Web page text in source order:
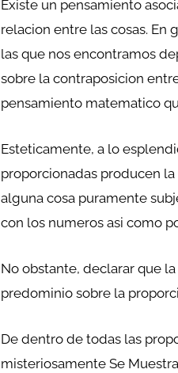
Existe un pensamiento
relacion entre las cosas. En
las que nos encontramos
sobre la contraposicion
pensamiento matematico
Esteticamente, a lo
proporcionadas producen
alguna cosa puramente
con los numeros asi­ como
No obstante, declarar que
predominio sobre la
De dentro de todas las
misteriosamente Se